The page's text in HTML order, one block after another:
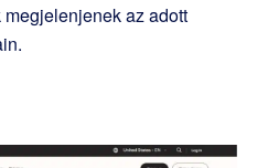
az adott